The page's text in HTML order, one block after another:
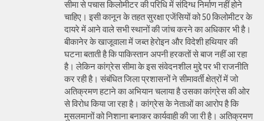
सीमा से पचास किलोमीटर की परिधि में संदिग्ध निर्माण नहीं होने
चाहिए। इसी कानून के तहत सुरक्षा एजेंसियों को 50 किलोमीटर के
दायरे में आने वाले सभी स्थानों की जांच करने का अधिकार भी है।
बीकानेर के खाजूवाला में जब्त हेरोइन और विदेशी हथियार की
घटना बताती है कि पाकिस्तान अपनी हरकतों से बाज नहीं आ रहा
है। लेकिन कांग्रेस सीमा के इस संवेदनशील मुद्दे पर भी राजनीति
कर रही है। संबंधित जिला प्रशासनों ने सीमावर्ती क्षेत्रों में जो
अतिक्रमण हटाने का अभियान चलाया है उसका कांग्रेस की ओर
से विरोध किया जा रहा है। कांग्रेस के नेताओं का आरोप है कि
मुसलमानों को निशाना बनाकर कार्यवाही की जा री है। अतिक्रमण